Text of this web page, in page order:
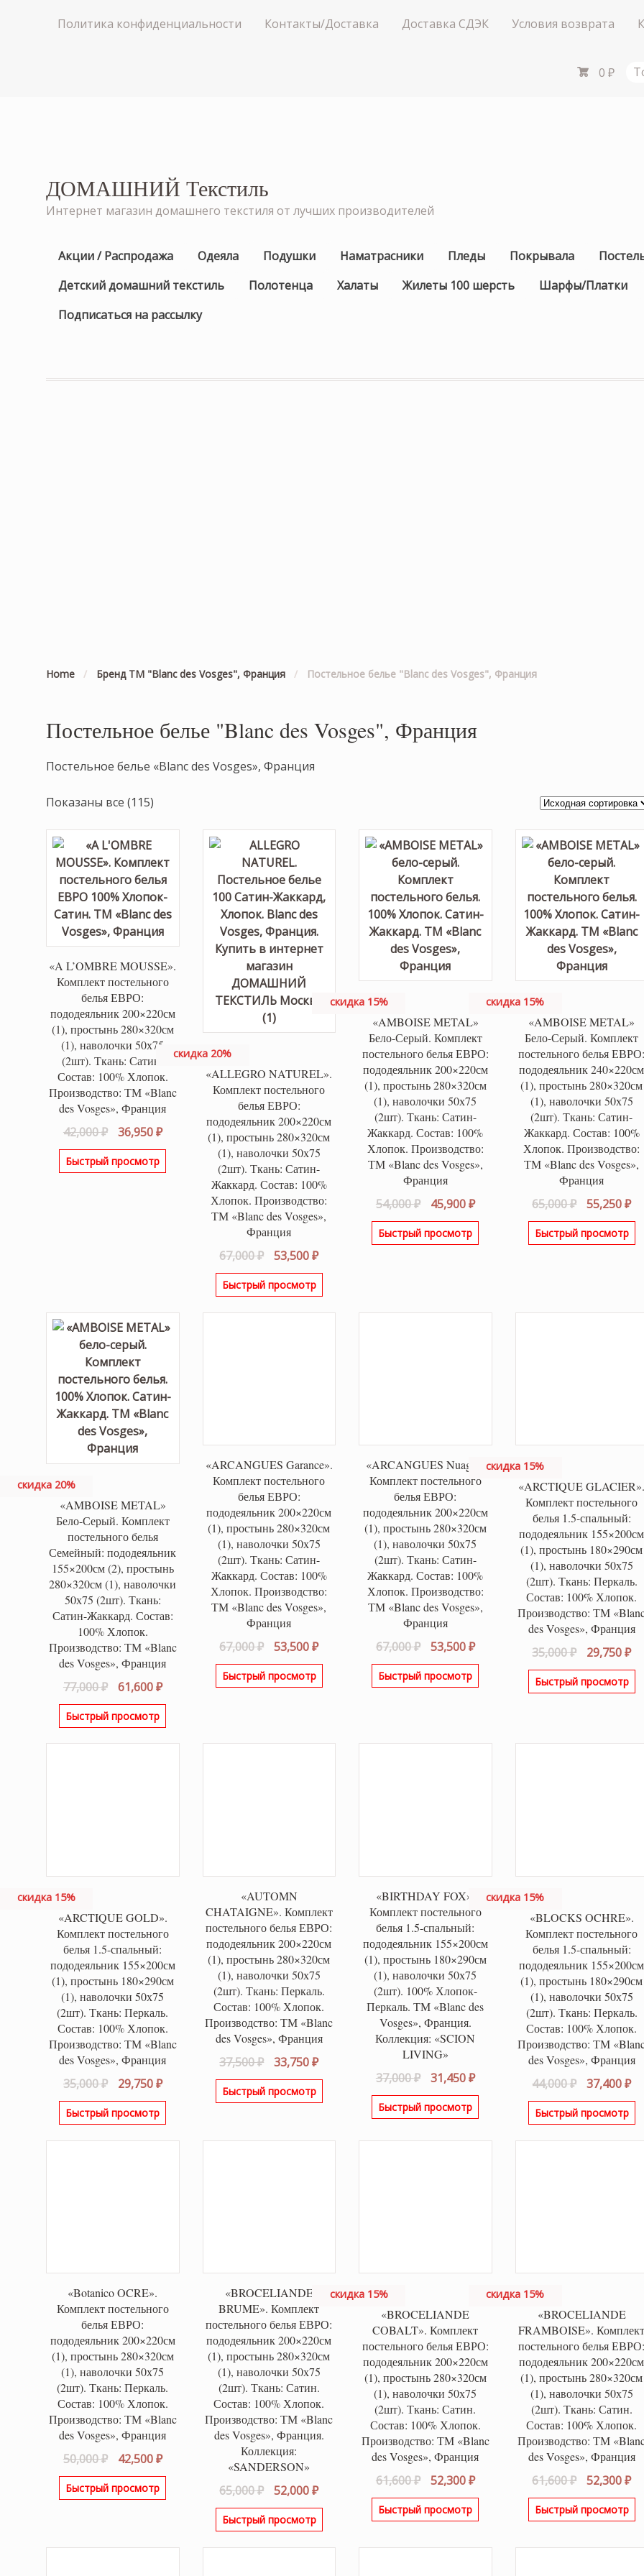
Политика конфиденциальности Контакты/Доставка Доставка СДЭК Условия возврата
0 ₽
ДОМАШНИЙ Текстиль
Интернет магазин домашнего текстиля от лучших производителей
Акции / Распродажа Одеяла Подушки Наматрасники Пледы Покрывала
Детский домашний текстиль
Полотенца Халаты Жилеты 100 шерсть Шарфы/Платки
Подписаться на рассылку
Home / Бренд ТМ "Blanc des Vosges", Франция / Постельное белье "Blanc des Vosges", Франция
Постельное белье "Blanc des Vosges", Франция
Постельное белье «Blanc des Vosges», Франция
Показаны все (115)
«A L’OMBRE MOUSSE».
Комплект постельного
белья ЕВРО:
пододеяльник 200×220см
(1), простынь 280×320см
(1), наволочки 50х75
(2шт). Ткань: Сатин.
Состав: 100% Хлопок.
Производство: ТМ «Blanc
des Vosges», Франция
42,000₽
Первоначальная
цена
составляла
36,950₽Текущая
цена:
Быстрый просмотр
скидка 20%
«ALLEGRO NATUREL».
Комплект постельного
белья ЕВРО:
пододеяльник 200×220см
(1), простынь 280×320см
(1), наволочки 50х75
(2шт). Ткань: Сатин-
Жаккард. Состав: 100%
Хлопок. Производство:
ТМ «Blanc des Vosges»,
Франция
67,000₽
Первоначальная
цена
составляла
53,500₽Текущая
цена:
Быстрый просмотр
скидка 15%
«AMBOISE METAL»
Бело-Серый. Комплект
постельного белья ЕВРО:
пододеяльник 200×220см
(1), простынь 280×320см
(1), наволочки 50х75
(2шт). Ткань: Сатин-
Жаккард. Состав: 100%
Хлопок. Производство:
ТМ «Blanc des Vosges»,
Франция
54,000₽
Первоначальная
цена
составляла
45,900₽Текущая
цена:
Быстрый просмотр
скидка 15%
«AMBOISE METAL»
Бело-Серый. Комплект
постельного белья ЕВРО:
пододеяльник 240×220см
(1), простынь 280×320см
(1), наволочки 50х75
(2шт). Ткань: Сатин-
Жаккард. Состав: 100%
Хлопок. Производство:
ТМ «Blanc des Vosges»,
Франция
65,000₽
цена
составляла
55,250₽
Быстрый просмотр
скидка 20%
«AMBOISE METAL»
Бело-Серый. Комплект
постельного белья
Семейный: пододеяльник
155×200см (2), простынь
280×320см (1), наволочки
50х75 (2шт). Ткань:
Сатин-Жаккард. Состав:
100% Хлопок.
Производство: ТМ «Blanc
des Vosges», Франция
77,000₽
Первоначальная
цена
составляла
61,600₽Текущая
цена:
Быстрый просмотр
«ARCANGUES Garance».
Комплект постельного
белья ЕВРО:
пододеяльник 200×220см
(1), простынь 280×320см
(1), наволочки 50х75
(2шт). Ткань: Сатин-
Жаккард. Состав: 100%
Хлопок. Производство:
ТМ «Blanc des Vosges»,
Франция
67,000₽
Первоначальная
цена
составляла
53,500₽Текущая
цена:
Быстрый просмотр
«ARCANGUES Nuage».
Комплект постельного
белья ЕВРО:
пододеяльник 200×220см
(1), простынь 280×320см
(1), наволочки 50х75
(2шт). Ткань: Сатин-
Жаккард. Состав: 100%
Хлопок. Производство:
ТМ «Blanc des Vosges»,
Франция
67,000₽
Первоначальная
цена
составляла
53,500₽Текущая
цена:
Быстрый просмотр
скидка 15%
«ARCTIQUE GLACIER».
Комплект постельного
белья 1.5-спальный:
пододеяльник 155×200см
(1), простынь 180×290см
(1), наволочки 50х75
(2шт). Ткань: Перкаль.
Состав: 100% Хлопок.
Производство: ТМ
des Vosges», Франция
35,000₽
цена
составляла
29,750₽
Быстрый просмотр
скидка 15%
«ARCTIQUE GOLD».
Комплект постельного
белья 1.5-спальный:
пододеяльник 155×200см
(1), простынь 180×290см
(1), наволочки 50х75
(2шт). Ткань: Перкаль.
Состав: 100% Хлопок.
Производство: ТМ «Blanc
des Vosges», Франция
35,000₽
Первоначальная
цена
составляла
29,750₽Текущая
цена:
Быстрый просмотр
«AUTOMN
CHATAIGNE». Комплект
постельного белья ЕВРО:
пододеяльник 200×220см
(1), простынь 280×320см
(1), наволочки 50х75
(2шт). Ткань: Перкаль.
Состав: 100% Хлопок.
Производство: ТМ «Blanc
des Vosges», Франция
37,500₽
Первоначальная
цена
составляла
33,750₽Текущая
цена:
Быстрый просмотр
«BIRTHDAY FOX».
Комплект постельного
белья 1.5-спальный:
пододеяльник 155×200см
(1), простынь 180×290см
(1), наволочки 50х75
(2шт). 100% Хлопок-
Перкаль. ТМ «Blanc des
Vosges», Франция.
Коллекция: «SCION
LIVING»
37,000₽
Первоначальная
цена
составляла
31,450₽Текущая
цена:
Быстрый просмотр
скидка 15%
«BLOCKS OCHRE».
Комплект постельного
белья 1.5-спальный:
пододеяльник 155×200см
(1), простынь 180×290см
(1), наволочки 50х75
(2шт). Ткань: Перкаль.
Состав: 100% Хлопок.
Производство: ТМ
des Vosges», Франция
44,000₽
цена
составляла
37,400₽
Быстрый просмотр
«Botanico OCRE».
Комплект постельного
белья ЕВРО:
пододеяльник 200×220см
(1), простынь 280×320см
(1), наволочки 50х75
(2шт). Ткань: Перкаль.
Состав: 100% Хлопок.
Производство: ТМ «Blanc
des Vosges», Франция
50,000₽
Первоначальная
цена
составляла
42,500₽Текущая
цена:
Быстрый просмотр
«BROCELIANDE
BRUME». Комплект
постельного белья ЕВРО:
пододеяльник 200×220см
(1), простынь 280×320см
(1), наволочки 50х75
(2шт). Ткань: Сатин.
Состав: 100% Хлопок.
Производство: ТМ «Blanc
des Vosges», Франция.
Коллекция:
«SANDERSON»
65,000₽
Первоначальная
цена
составляла
52,000₽Текущая
цена:
Быстрый просмотр
скидка 15%
«BROCELIANDE
COBALT». Комплект
постельного белья ЕВРО:
пододеяльник 200×220см
(1), простынь 280×320см
(1), наволочки 50х75
(2шт). Ткань: Сатин.
Состав: 100% Хлопок.
Производство: ТМ «Blanc
des Vosges», Франция
61,600₽
Первоначальная
цена
составляла
52,300₽Текущая
цена:
Быстрый просмотр
скидка 15%
«BROCELIANDE
FRAMBOISE». Комплект
постельного белья ЕВРО:
пододеяльник 200×220см
(1), простынь 280×320см
(1), наволочки 50х75
(2шт). Ткань: Сатин.
Состав: 100% Хлопок.
Производство: ТМ
des Vosges», Франция
61,600₽
цена
составляла
52,300₽
Быстрый просмотр